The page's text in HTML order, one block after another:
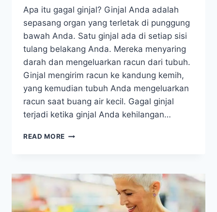
Apa itu gagal ginjal? Ginjal Anda adalah
sepasang organ yang terletak di punggung
bawah Anda. Satu ginjal ada di setiap sisi
tulang belakang Anda. Mereka menyaring
darah dan mengeluarkan racun dari tubuh.
Ginjal mengirim racun ke kandung kemih,
yang kemudian tubuh Anda mengeluarkan
racun saat buang air kecil. Gagal ginjal
terjadi ketika ginjal Anda kehilangan…
READ MORE SEMUA
KETAHUI
TENTANG
GAGAL
GINJAL